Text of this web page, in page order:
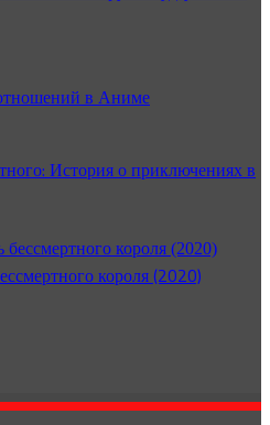
в Аниме
История о приключениях в
короля (2020)